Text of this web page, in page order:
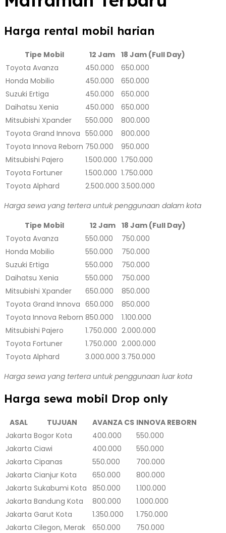
Harga rental mobil harian
Tipe Mobil 12 Jam 18 Jam (Full Day)
Toyota Avanza
450.000
650.000
Honda Mobilio
450.000
650.000
Suzuki Ertiga
450.000
650.000
Daihatsu Xenia
450.000
650.000
Mitsubishi Xpander
550.000
800.000
Toyota Grand Innova 550.000
800.000
Toyota Innova Reborn 750.000
950.000
Mitsubishi Pajero
1.500.000 1.750.000
Toyota Fortuner
1.500.000 1.750.000
Toyota Alphard
2.500.000 3.500.000
Harga sewa yang tertera untuk penggunaan dalam kota
Tipe Mobil
12 Jam
18 Jam (Full Day)
Toyota Avanza
550.000
750.000
Honda Mobilio
550.000
750.000
Suzuki Ertiga
550.000
750.000
Daihatsu Xenia
550.000
750.000
Mitsubishi Xpander
650.000
850.000
Toyota Grand Innova 650.000
850.000
Toyota Innova Reborn 850.000
1.100.000
Mitsubishi Pajero
1.750.000 2.000.000
Toyota Fortuner
1.750.000 2.000.000
Toyota Alphard
3.000.000 3.750.000
Harga sewa yang tertera untuk penggunaan luar kota
Harga sewa mobil Drop only
ASAL TUJUAN AVANZA CS INNOVA REBORN
Jakarta Bogor Kota 400.000
550.000
Jakarta Ciawi 400.000
550.000
Jakarta Cipanas 550.000
700.000
Jakarta Cianjur Kota 650.000
800.000
Jakarta Sukabumi Kota 850.000
1.100.000
Jakarta Bandung Kota 800.000
1.000.000
Jakarta Garut Kota 1.350.000
1.750.000
Jakarta Cilegon, Merak 650.000
750.000